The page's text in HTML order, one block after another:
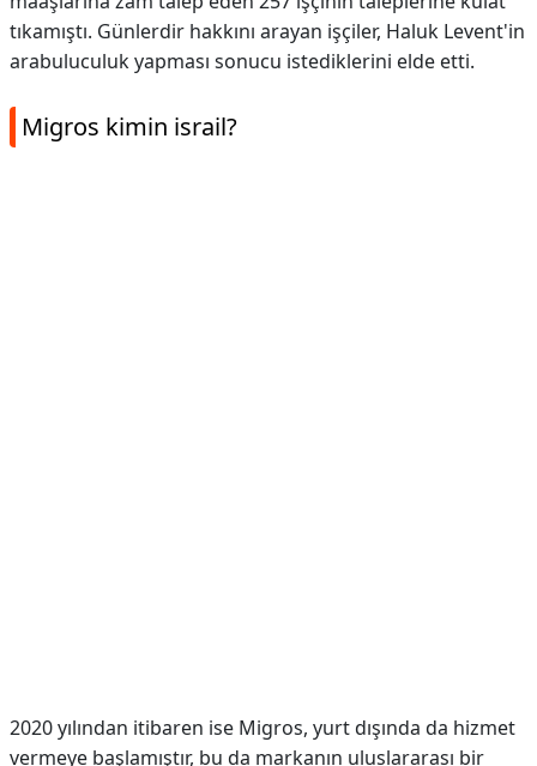
tıkamıştı. Günlerdir hakkını arayan işçiler, Haluk Levent'in
arabuluculuk yapması sonucu istediklerini elde etti.
Migros kimin israil?
2020 yılından itibaren ise Migros, yurt dışında da hizmet
vermeye başlamıştır, bu da markanın uluslararası bir